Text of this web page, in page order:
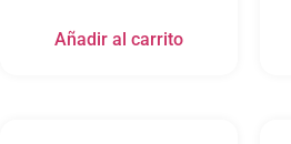
Añadir al carrito